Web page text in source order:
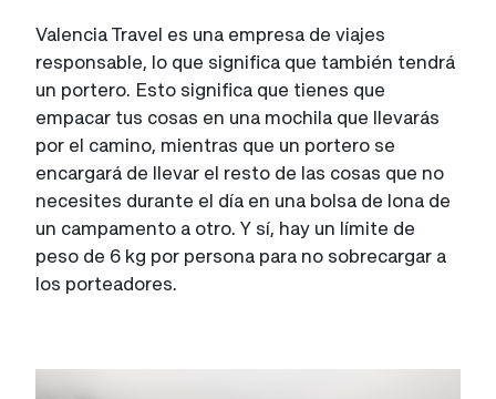
Valencia Travel es una empresa de viajes
responsable, lo que significa que también tendrá
un portero. Esto significa que tienes que
empacar tus cosas en una mochila que llevarás
por el camino, mientras que un portero se
encargará de llevar el resto de las cosas que no
necesites durante el día en una bolsa de lona de
un campamento a otro. Y sí, hay un límite de
peso de 6 kg por persona para no sobrecargar a
los porteadores.